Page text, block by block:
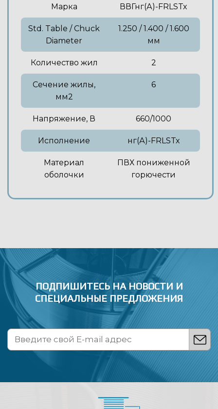
Марка ВВГнг(А)-FRLSTx
Std. Table / Chuck
Diameter
1.250 / 1.400 / 1.600
мм
Количество жил 2
Сечение жилы,
мм2
6
Напряжение, В 660/1000
Исполнение нг(А)-FRLSTx
Материал
оболочки
ПВХ пониженной
горючести
ПОДПИШИТЕСЬ НА НОВОСТИ И
СПЕЦИАЛЬНЫЕ ПРЕДЛОЖЕНИЯ